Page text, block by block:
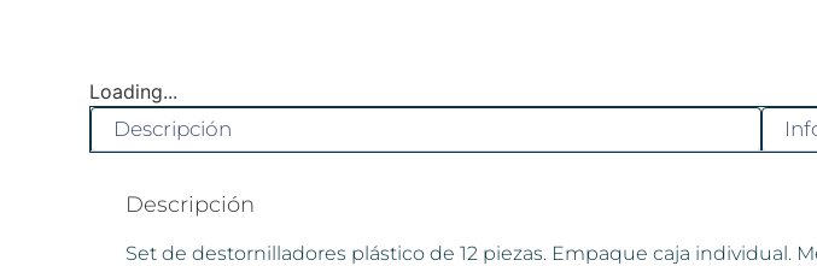
Loading...
Descripción
Descripción
Set de destornilladores plástico de 12 piezas. Empaque caja individual.